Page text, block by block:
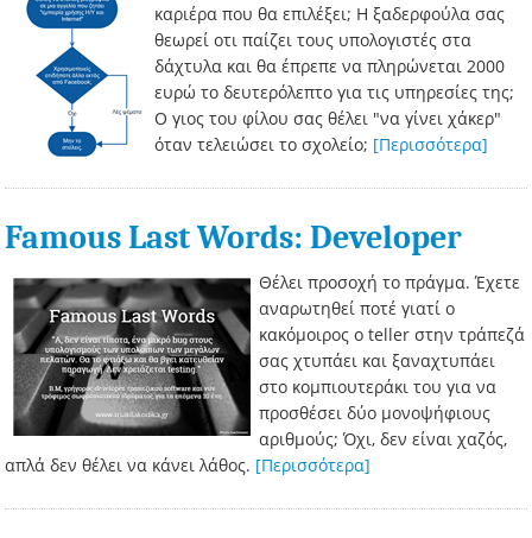
καριέρα που θα επιλέξει; Η ξαδερφούλα σας
θεωρεί οτι παίζει τους υπολογιστές στα
δάχτυλα και θα έπρεπε να πληρώνεται 2000
ευρώ το δευτερόλεπτο για τις υπηρεσίες της;
Ο γιος του φίλου σας θέλει "να γίνει χάκερ"
όταν τελειώσει το σχολείο; [Περισσότερα]
Famous Last Words: Developer
Θέλει προσοχή το πράγμα. Έχετε
αναρωτηθεί ποτέ γιατί ο
κακόμοιρος ο teller στην τράπεζά
σας χτυπάει και ξαναχτυπάει
στο κομπιουτεράκι του για να
προσθέσει δύο μονοψήφιους
αριθμούς; Όχι, δεν είναι χαζός,
απλά δεν θέλει να κάνει λάθος. [Περισσότερα]